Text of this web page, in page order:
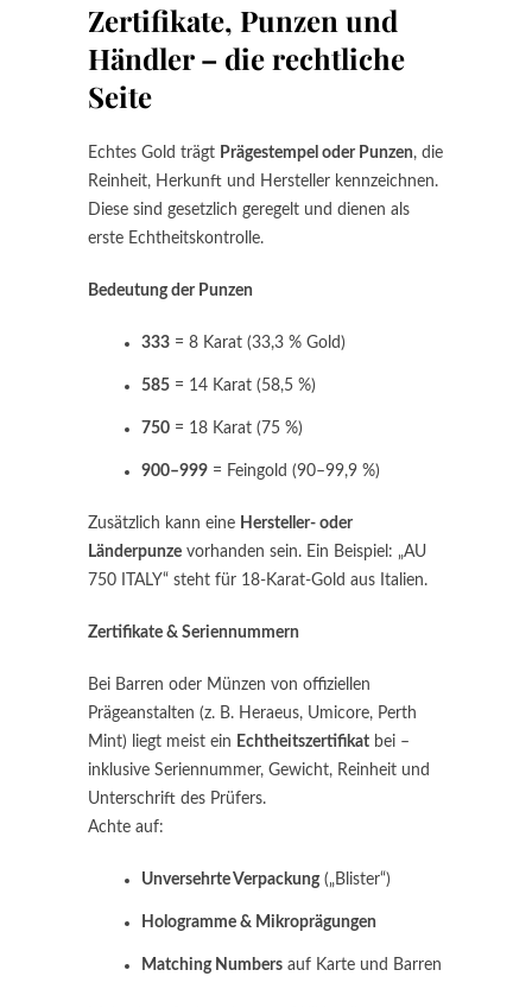
Zertifikate, Punzen und
Händler – die rechtliche
Seite
Echtes Gold trägt Prägestempel oder Punzen, die
Reinheit, Herkunft und Hersteller kennzeichnen.
Diese sind gesetzlich geregelt und dienen als
erste Echtheitskontrolle.
Bedeutung der Punzen
333 = 8 Karat (33,3 % Gold)
585 = 14 Karat (58,5 %)
750 = 18 Karat (75 %)
900–999 = Feingold (90–99,9 %)
Zusätzlich kann eine Hersteller- oder
Länderpunze vorhanden sein. Ein Beispiel: „AU
750 ITALY“ steht für 18-Karat-Gold aus Italien.
Zertifikate & Seriennummern
Bei Barren oder Münzen von offiziellen
Prägeanstalten (z. B. Heraeus, Umicore, Perth
Mint) liegt meist ein Echtheitszertifikat bei –
inklusive Seriennummer, Gewicht, Reinheit und
Unterschrift des Prüfers.
Achte auf:
Unversehrte Verpackung(„Blister“)
Hologramme & Mikroprägungen
Matching Numbers auf Karte und Barren